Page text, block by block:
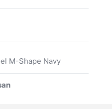
M-Shape Navy